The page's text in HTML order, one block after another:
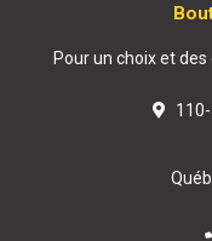
Pour un choix et